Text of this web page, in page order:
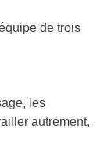
de trois
les
autrement,